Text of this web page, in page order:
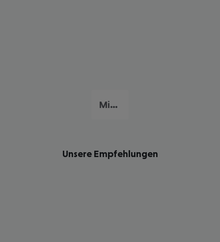
Mississauga
Unsere Empfehlungen